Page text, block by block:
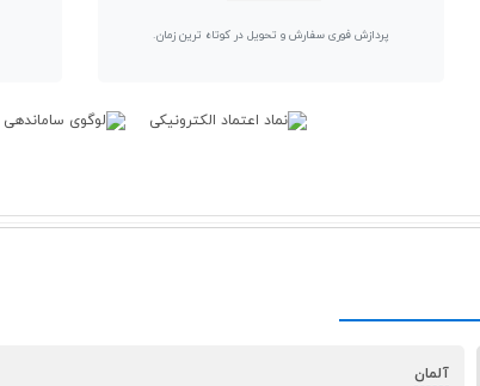
پردازش فوری سفارش و تحویل در کوتاه ترین زمان.
آلمان